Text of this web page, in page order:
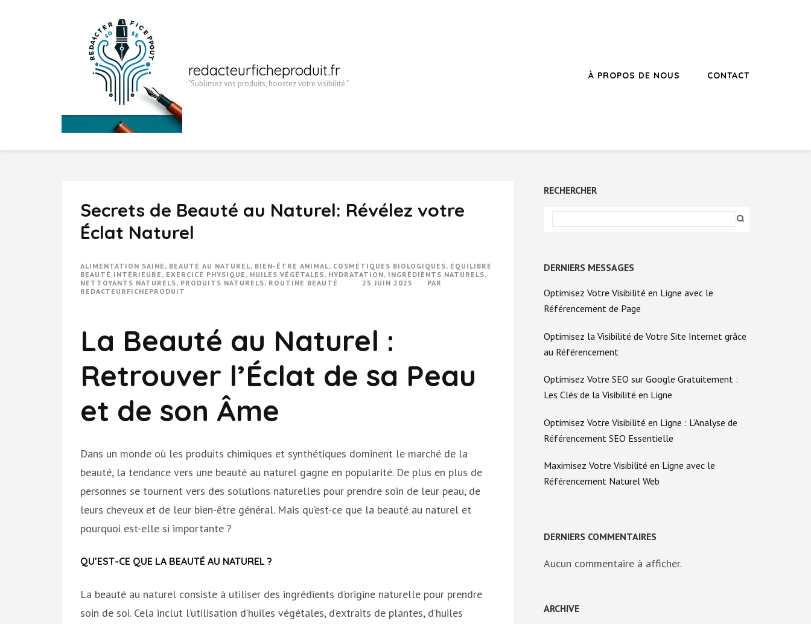
redacteurficheproduit.fr
"Sublimez vos produits, boostez votre visibilité."
À PROPOS DE NOUS CONTACT
Secrets de Beauté au Naturel: Révélez votre
Éclat Naturel
ALIMENTATION SAINE , BEAUTÉ AU NATUREL, BIEN-ÊTRE ANIMAL, COSMÉTIQUES BIOLOGIQUES, ÉQUILIBRE
BEAUTÉ INTÉRIEURE , EXERCICE PHYSIQUE , HUILES VÉGÉTALES, HYDRATATION, INGRÉDIENTS NATURELS,
NETTOYANTS NATURELS, PRODUITS NATURELS, ROUTINE BEAUTÉ 25 JUIN 2025
PAR
REDACTEURFICHEPRODUIT
La Beauté au Naturel :
Retrouver l’Éclat de sa Peau
et de son Âme
Dans un monde où les produits chimiques et synthétiques dominent le marché de la
beauté, la tendance vers une beauté au naturel gagne en popularité. De plus en plus de
personnes se tournent vers des solutions naturelles pour prendre soin de leur peau, de
leurs cheveux et de leur bien-être général. Mais qu’est-ce que la beauté au naturel et
pourquoi est-elle si importante ?
QU’EST-CE QUE LA BEAUTÉ AU NATUREL ?
La beauté au naturel consiste à utiliser des ingrédients d’origine naturelle pour prendre
soin de soi. Cela inclut l’utilisation d’huiles végétales, d’extraits de plantes, d’huiles
RECHERCHER
DERNIERS MESSAGES
Optimisez Votre Visibilité en Ligne avec le
Référencement de Page
Optimisez la Visibilité de Votre Site Internet grâce
au Référencement
Optimisez Votre SEO sur Google Gratuitement :
Les Clés de la Visibilité en Ligne
Optimisez Votre Visibilité en Ligne : L’Analyse de
Référencement SEO Essentielle
Maximisez Votre Visibilité en Ligne avec le
Référencement Naturel Web
DERNIERS COMMENTAIRES
Aucun commentaire à afficher.
ARCHIVE